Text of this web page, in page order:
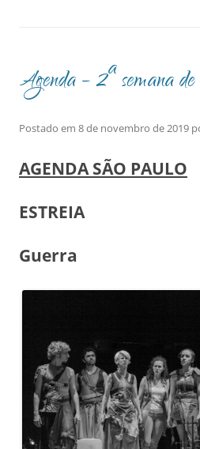
Agenda – 2ª semana
Postado em 8 de novembro de 2019
AGENDA SÃO PAULO
ESTREIA
Guerra